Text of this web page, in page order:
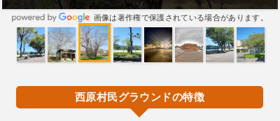
画像は著作権で保護されている場合があります。
西原村民グラウンドの特徴